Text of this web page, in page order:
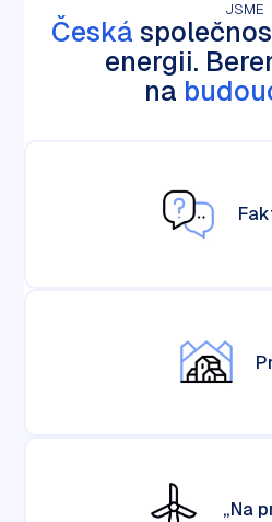
Akce
JSME
Česká
energii.
na
„Na